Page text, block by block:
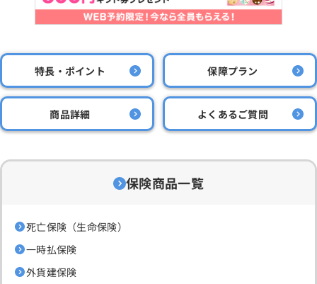
特長・ポイント 保障プラン
商品詳細 よくあるご質問
保険商品一覧
死亡保険（生命保険）
一時払保険
外貨建保険